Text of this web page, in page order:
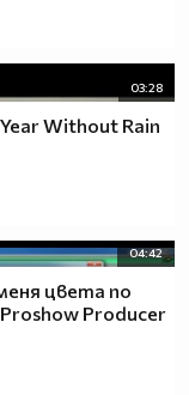
03:28
Without Rain
04:42
цвета по
Producer